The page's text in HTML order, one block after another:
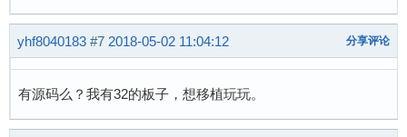
{
  	else
  	{*IrInter.DataPiont&=~Db[IrInter.Ri0];}//低为0
yhf8040183 #7 2018-05-02 11:04:12 分享评论
有源码么？我有32的板子，想移植玩玩。